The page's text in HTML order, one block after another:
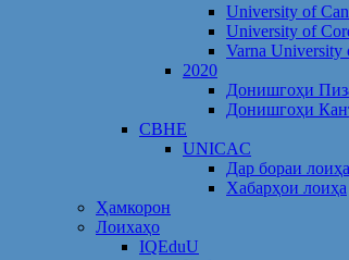
University of
University of
Varna University
2020
Донишгоҳи
Донишгоҳи
CBHE
UNICAC
Дар бораи лоиҳа
Хабарҳои лоиҳа
Ҳамкорон
Лоихаҳо
IQEduU